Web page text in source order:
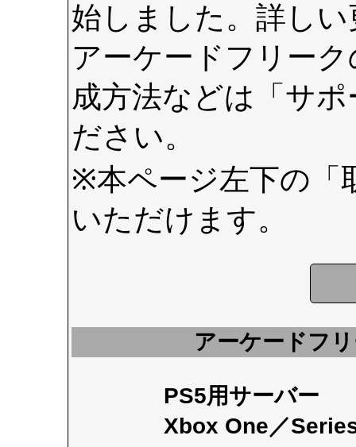
始しました。詳し
アーケードフリー
成方法などは 「サ
ださい。
※本ページ左下の
いただけます。
アーケードフ
PS5用サーバー
Xbox One／